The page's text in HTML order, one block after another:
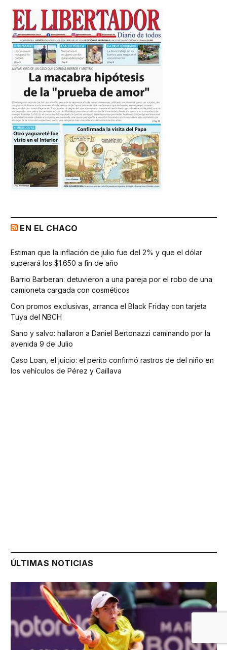
EN EL CHACO
Estiman que la inflación de julio fue del 2% y que el dólar
superará los $1.650 a fin de año
Barrio Barberan: detuvieron a una pareja por el robo de una
camioneta cargada con cosméticos
Con promos exclusivas, arranca el Black Friday con tarjeta
Tuya del NBCH
Sano y salvo: hallaron a Daniel Bertonazzi caminando por la
avenida 9 de Julio
Caso Loan, el juicio: el perito confirmó rastros de del niño en
los vehículos de Pérez y Caillava
ÚLTIMAS NOTICIAS